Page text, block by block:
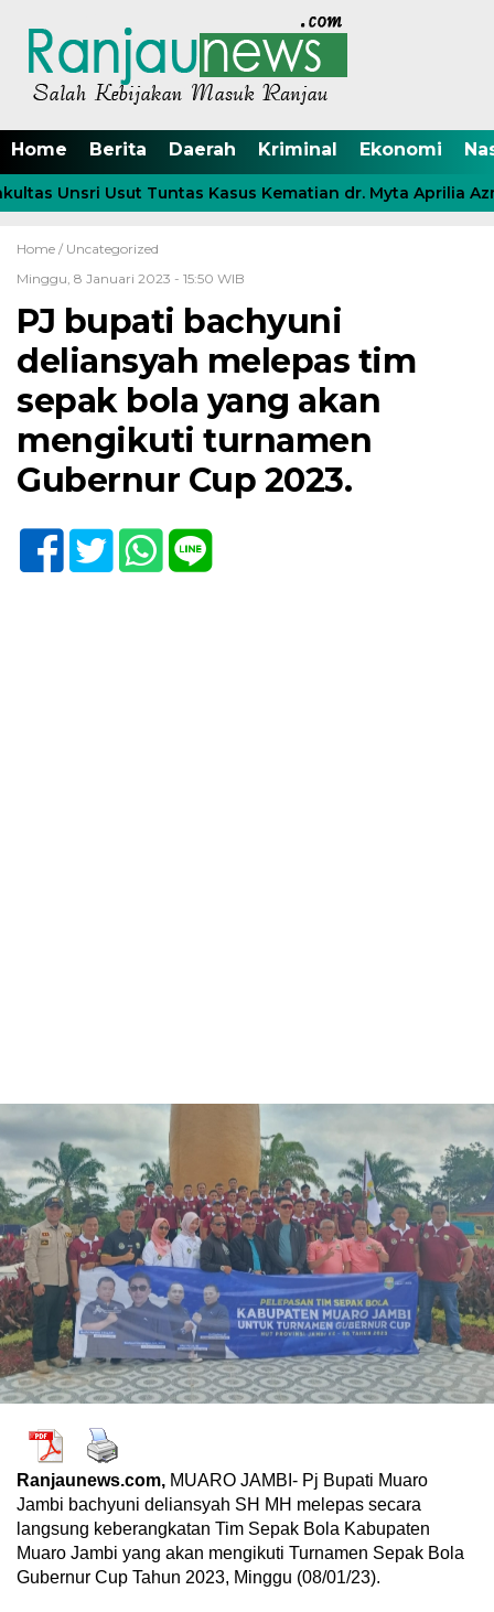
Home Berita Daerah Kriminal Ekonomi
Unsri Usut Tuntas Kasus Kematian dr. Myta Aprilia Azmy
Home / Uncategorized
Minggu, 8 Januari 2023 - 15:50 WIB
PJ bupati bachyuni
deliansyah melepas tim
sepak bola yang akan
mengikuti turnamen
Gubernur Cup 2023.
Ranjaunews.com, MUARO JAMBI- Pj Bupati Muaro
Jambi bachyuni deliansyah SH MH melepas secara
langsung keberangkatan Tim Sepak Bola Kabupaten
Muaro Jambi yang akan mengikuti Turnamen Sepak Bola
Gubernur Cup Tahun 2023, Minggu (08/01/23).